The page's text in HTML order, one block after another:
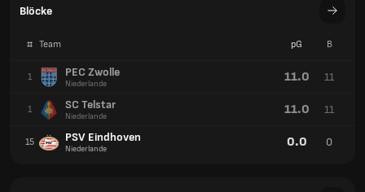
Blöcke
# Team pG B
1 PEC Zwolle
Niederlande 11.0 11
1 SC Telstar
Niederlande 11.0 11
15 PSV Eindhoven
Niederlande 0.0 0